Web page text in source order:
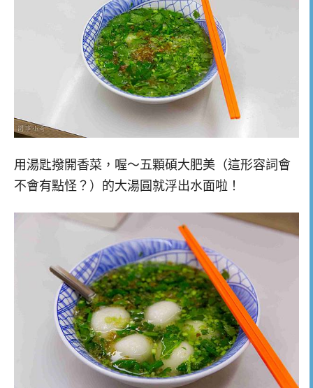
用湯匙撥開香菜，喔～五顆碩大肥美（這形容詞會
不會有點怪？）的大湯圓就浮出水面啦！